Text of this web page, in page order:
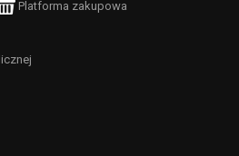
Platforma zakupowa